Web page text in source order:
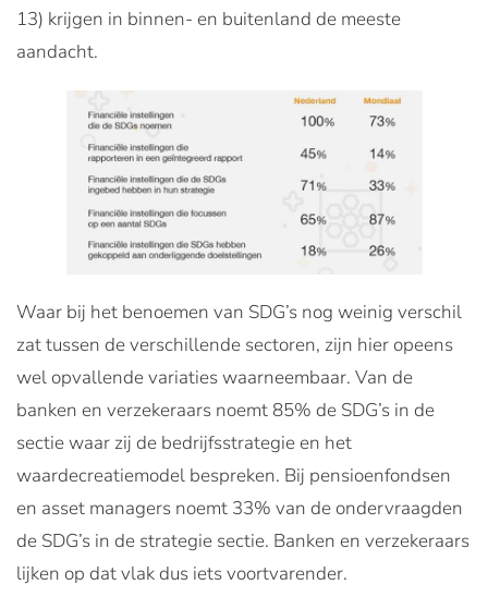
13) krijgen in binnen- en buitenland de meeste
aandacht.
Waar bij het benoemen van SDG’s nog weinig verschil
zat tussen de verschillende sectoren, zijn hier opeens
wel opvallende variaties waarneembaar. Van de
banken en verzekeraars noemt 85% de SDG’s in de
sectie waar zij de bedrijfsstrategie en het
waardecreatiemodel bespreken. Bij pensioenfondsen
en asset managers noemt 33% van de ondervraagden
de SDG’s in de strategie sectie. Banken en verzekeraars
lijken op dat vlak dus iets voortvarender.